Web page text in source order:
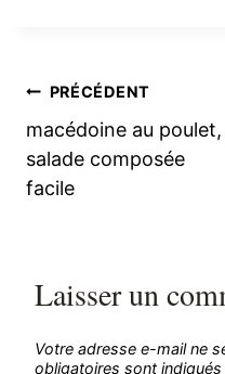
Navigation
de
l’article
PRÉCÉDENT
macédoine au poulet,
salade composée
facile
Laisser un
Votre adresse e-mail ne
obligatoires sont